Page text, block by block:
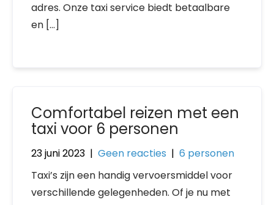
adres. Onze taxi service biedt betaalbare
en […]
Comfortabel reizen met een
taxi voor 6 personen
23 juni 2023 | Geen reacties | 6 personen
Taxi’s zijn een handig vervoersmiddel voor
verschillende gelegenheden. Of je nu met